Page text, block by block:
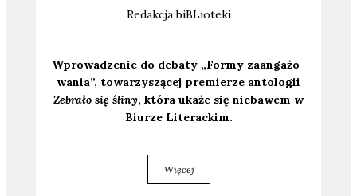
RedakcjabiBLioteki
Wpro­wa­dze­nie do deba­ty „For­my zaan­ga­żo­
wa­nia”, towa­rzy­szą­cej pre­mie­rze anto­lo­gii
Zebra­ło się śli­ny, któ­ra uka­że się nie­ba­wem w
Biu­rze Lite­rac­kim.
Więcej